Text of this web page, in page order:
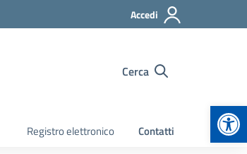
Accedi
Cerca
Registro elettronico Contatti